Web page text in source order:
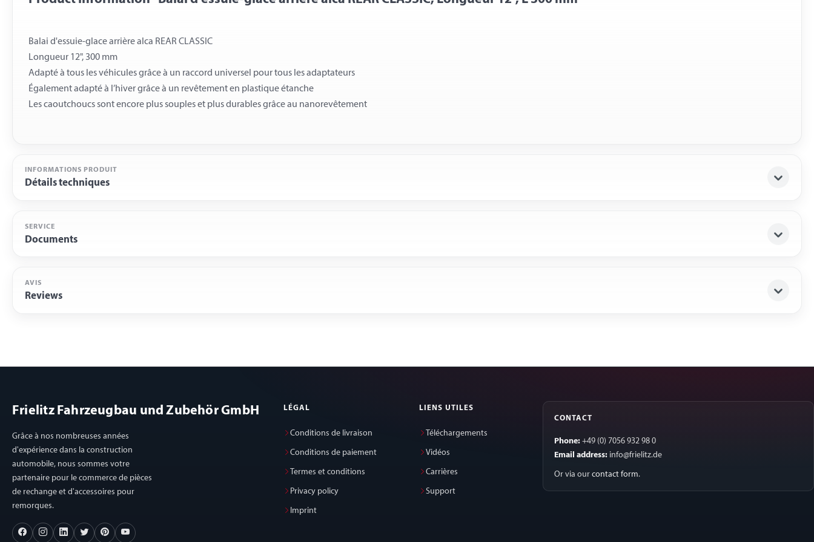
Balai d'essuie-glace arrière alca REAR CLASSIC
Longueur 12", 300 mm
Adapté à tous les véhicules grâce à un raccord universel pour tous les adaptateurs
Également adapté à l’hiver grâce à un revêtement en plastique étanche
Les caoutchoucs sont encore plus souples et plus durables grâce au nanorevêtement
INFORMATIONS PRODUIT
Détails techniques
SERVICE
Documents
AVIS
Reviews
Frielitz Fahrzeugbau und Zubehör GmbH
Grâce à nos nombreuses années
d'expérience dans la construction
automobile, nous sommes votre
partenaire pour le commerce de pièces
de rechange et d'accessoires pour
remorques.
LÉGAL
Conditions de livraison
Conditions de paiement
Termes et conditions
Privacy policy
Imprint
LIENS UTILES
Téléchargements
Vidéos
Carrières
Support
CONTACT
Phone: +49 (0) 7056 932 98 0
Email address: info@frielitz.de
Or via our contact form.